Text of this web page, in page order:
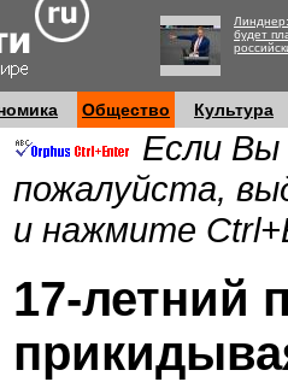
будет
Общество Культура
Если Вы
пожалуйста,
и нажмите
17-летний